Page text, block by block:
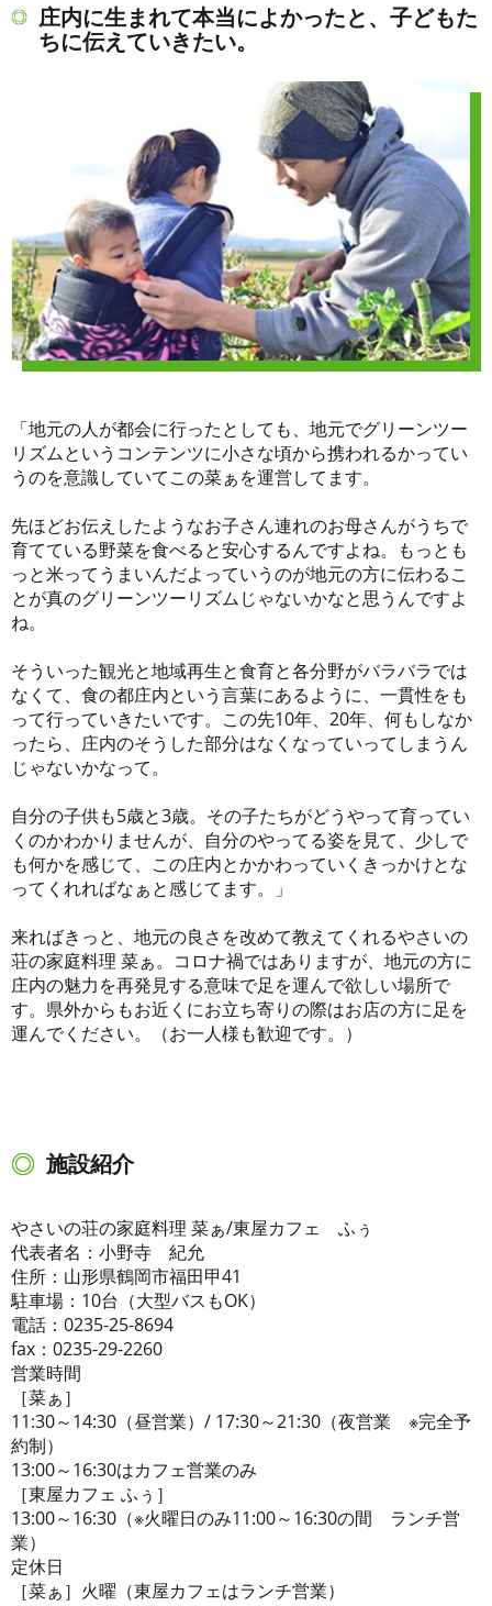
庄内に生まれて本当によかったと、子どもた
ちに伝えていきたい。
「地元の人が都会に行ったとしても、地元でグリーンツー
リズムというコンテンツに小さな頃から携われるかってい
うのを意識していてこの菜ぁを運営してます。
先ほどお伝えしたようなお子さん連れのお母さんがうちで
育てている野菜を食べると安心するんですよね。もっとも
っと米ってうまいんだよっていうのが地元の方に伝わるこ
とが真のグリーンツーリズムじゃないかなと思うんですよ
ね。
そういった観光と地域再生と食育と各分野がバラバラでは
なくて、食の都庄内という言葉にあるように、一貫性をも
って行っていきたいです。この先10年、20年、何もしなか
ったら、庄内のそうした部分はなくなっていってしまうん
じゃないかなって。
自分の子供も5歳と3歳。その子たちがどうやって育ってい
くのかわかりませんが、自分のやってる姿を見て、少しで
も何かを感じて、この庄内とかかわっていくきっかけとな
ってくれればなぁと感じてます。」
来ればきっと、地元の良さを改めて教えてくれるやさいの
荘の家庭料理 菜ぁ。コロナ禍ではありますが、地元の方に
庄内の魅力を再発見する意味で足を運んで欲しい場所で
す。県外からもお近くにお立ち寄りの際はお店の方に足を
運んでください。（お一人様も歓迎です。）
施設紹介
やさいの荘の家庭料理 菜ぁ/東屋カフェ ふぅ
代表者名：小野寺 紀允
住所：山形県鶴岡市福田甲41
駐車場：10台（大型バスもOK）
電話：0235-25-8694
fax：0235-29-2260
営業時間
［菜ぁ］
11:30～14:30（昼営業）/ 17:30～21:30（夜営業 ※完全予
約制）
13:00～16:30はカフェ営業のみ
［東屋カフェ ふぅ］
13:00～16:30（※火曜日のみ11:00～16:30の間 ランチ営
業）
定休日
［菜ぁ］火曜（東屋カフェはランチ営業）